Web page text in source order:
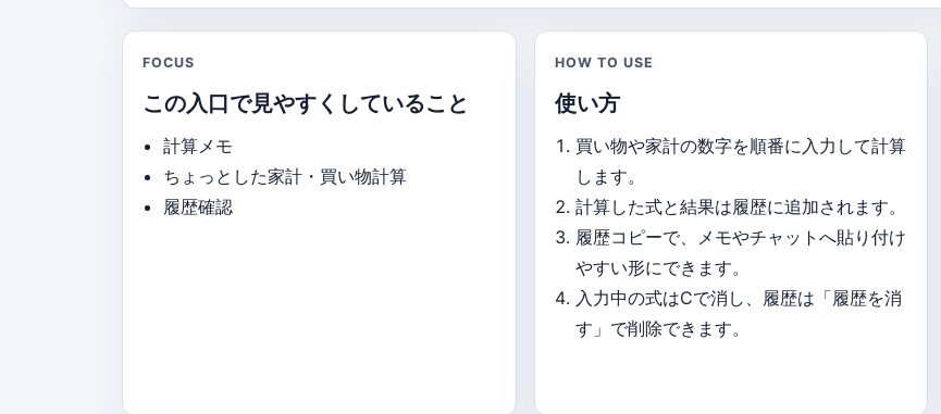
FOCUS
この入口で見やすくしていること
計算メモ
ちょっとした家計・買い物計算
履歴確認
HOW TO USE
使い方
買い物や家計の数字を順番に入力して計算
します。
計算した式と結果は履歴に追加されます。
履歴コピーで、メモやチャットへ貼り付け
やすい形にできます。
入力中の式はCで消し、履歴は「履歴を消
す」で削除できます。